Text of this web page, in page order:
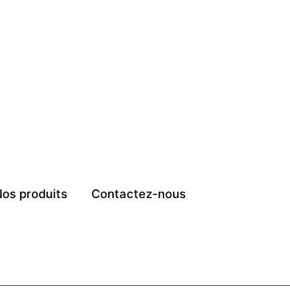
produits Contactez-nous